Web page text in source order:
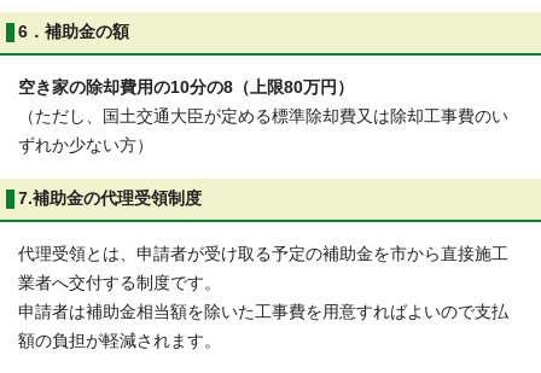
6．補助金の額
空き家の除却費用の10分の8（上限80万円）
（ただし、国土交通大臣が定める標準除却費又は除却工事費のい
ずれか少ない方）
7.補助金の代理受領制度
代理受領とは、申請者が受け取る予定の補助金を市から直接施工
業者へ交付する制度です。
申請者は補助金相当額を除いた工事費を用意すればよいので支払
額の負担が軽減されます。